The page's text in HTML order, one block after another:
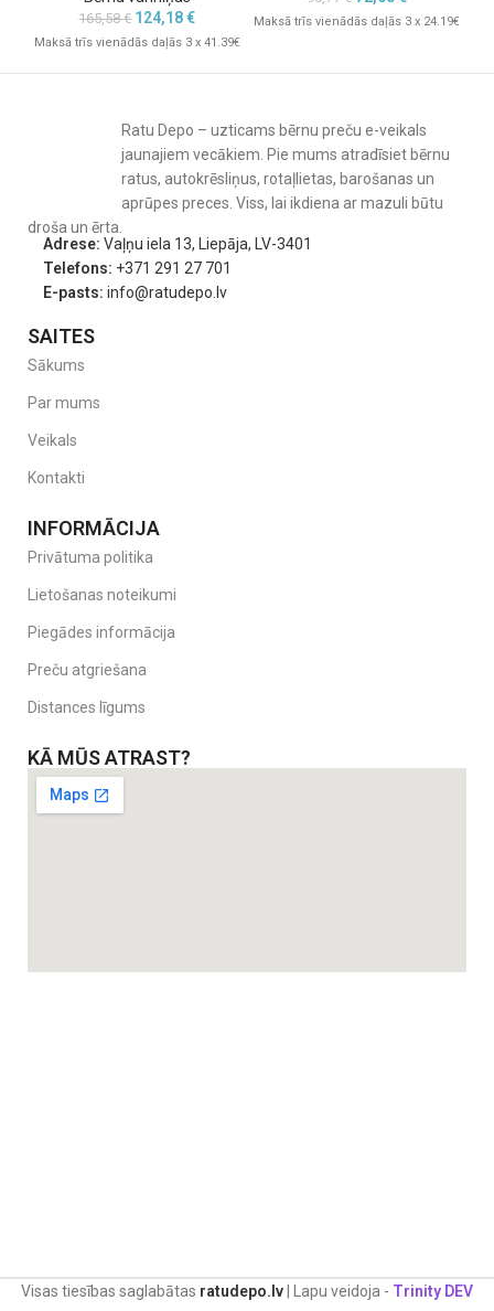
165,58€ 124,18€
Maksā trīs vienādās daļās 3 x 41.39€
Maksā trīs vienādās daļās 3 x 24.19€
Ratu Depo – uzticams bērnu preču e-veikals
jaunajiem vecākiem. Pie mums atradīsiet bērnu
ratus, autokrēsliņus, rotaļlietas, barošanas un
aprūpes preces. Viss, lai ikdiena ar mazuli būtu
droša un ērta.
Adrese: Vaļņu iela 13, Liepāja, LV-3401
Telefons: +371 291 27 701
E-pasts: info@ratudepo.lv
SAITES
Sākums
Par mums
Veikals
Kontakti
INFORMĀCIJA
Privātuma politika
Lietošanas noteikumi
Piegādes informācija
Preču atgriešana
Distances līgums
KĀ MŪS ATRAST?
Visas tiesības saglabātas ratudepo.lv | Lapu veidoja - Trinity DEV